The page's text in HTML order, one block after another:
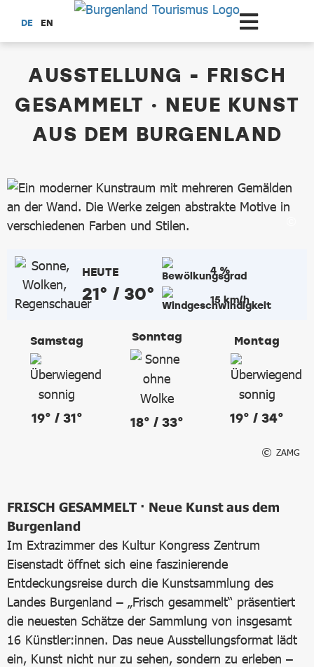
Zum Hauptinhalt springen
DE EN
AUSSTELLUNG - FRISCH
GESAMMELT · NEUE KUNST
AUS DEM BURGENLAND
HEUTE
21° / 30°
4 %
15 km/h
Samstag
19° / 31°
Sonntag
18° / 33°
Montag
19° / 34°
ZAMG
FRISCH GESAMMELT · Neue Kunst aus dem
Burgenland
Im Extrazimmer des Kultur Kongress Zentrum
Eisenstadt öffnet sich eine faszinierende
Entdeckungsreise durch die Kunstsammlung des
Landes Burgenland – „Frisch gesammelt“ präsentiert
die neuesten Schätze der Sammlung von insgesamt
16 Künstler:innen. Das neue Ausstellungsformat lädt
ein, Kunst nicht nur zu sehen, sondern zu erleben –